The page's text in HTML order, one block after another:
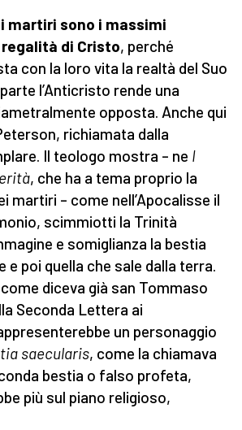
i martiri sono i massimi
di Cristo, perché
con la loro vita la realtà del Suo
l’Anticristo rende una
opposta. Anche qui
richiamata dalla
Il teologo mostra – ne I
, che ha a tema proprio la
martiri – come nell’Apocalisse il
scimmiotti la Trinità
e somiglianza la bestia
e poi quella che sale dalla terra.
diceva già san Tommaso
Seconda Lettera ai
un personaggio
saecularis, come la chiamava
bestia o falso profeta,
più sul piano religioso,